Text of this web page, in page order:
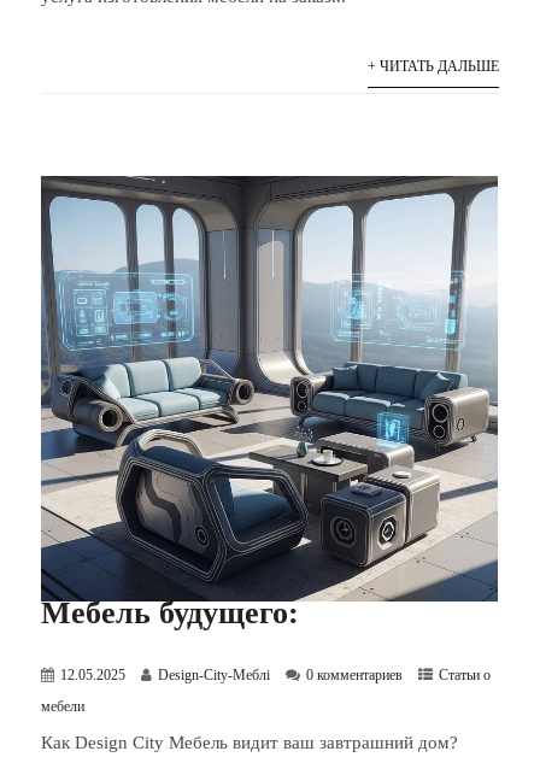
+ ЧИТАТЬ ДАЛЬШЕ
Мебель будущего:
12.05.2025 Design-City-Меблі 0 комментариев
Статьи о
мебели
Как Design City Мебель видит ваш завтрашний дом?